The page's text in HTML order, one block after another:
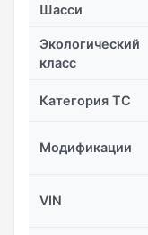
Шасси
Экологический
класс
Категория ТС
Модификации
VIN